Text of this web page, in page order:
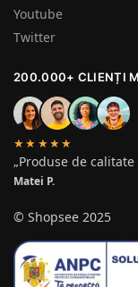
Youtube
Twitter
200.000+ CLIENȚI
★★★★★
„Produse de
Matei P.
© Shopsee 2025